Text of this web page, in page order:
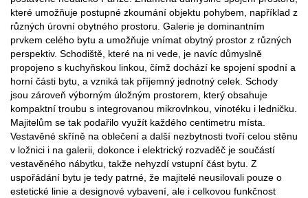
které umožňuje postupné zkoumání objektu pohybem, například z
různých úrovní obytného prostoru. Galerie je dominantním
prvkem celého bytu a umožňuje vnímat obytný prostor z různých
perspektiv. Schodiště, které na ni vede, je navíc důmyslně
propojeno s kuchyňskou linkou, čímž dochází ke spojení spodní a
horní části bytu, a vzniká tak příjemný jednotný celek. Schody
jsou zároveň výborným úložným prostorem, který obsahuje
kompaktní troubu s integrovanou mikrovlnkou, vinotéku i ledničku.
Majitelům se tak podařilo využít každého centimetru místa.
Vestavěné skříně na oblečení a další nezbytnosti tvoří celou stěnu
v ložnici i na galerii, dokonce i elektrický rozvaděč je součástí
vestavěného nábytku, takže nehyzdí vstupní část bytu. Z
uspořádání bytu je tedy patrné, že majitelé neusilovali pouze o
estetické linie a designové vybavení, ale i celkovou funkčnost